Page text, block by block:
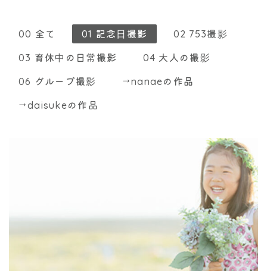
00 全て 01 記念日撮影
02 753撮影
03 育休中の日常撮影
04 大人の撮影
06 グループ撮影
nanaeの作品
daisukeの作品